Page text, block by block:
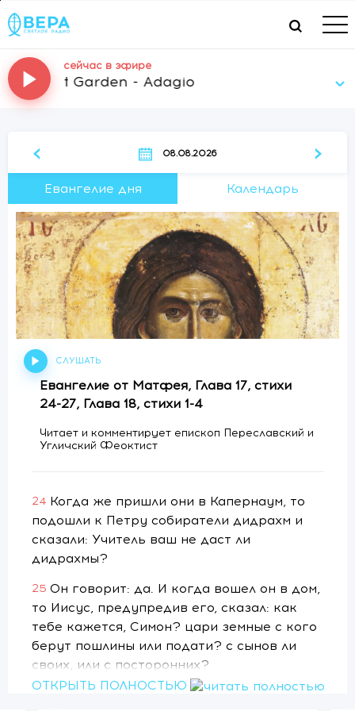
сейчас в эфире
Secret Garden - Adagio
08.08.2026 ›
‹
Евангелие дня Календарь
СЛУШАТЬ
Евангелие от Матфея, Глава 17, стихи
24-27, Глава 18, стихи 1-4
Читает и комментирует епископ Переславский и
Угличский Феоктист
24 Когда же пришли они в Капернаум, то
подошли к Петру собиратели дидрахм и
сказали: Учитель ваш не даст ли
дидрахмы?
25 Он говорит: да. И когда вошел он в дом,
то Иисус, предупредив его, сказал: как
тебе кажется, Симон? цари земные с кого
берут пошлины или подати? с сынов ли
своих, или с посторонних?
Петр говорит Ему: с посторонних. Иисус
ОТКРЫТЬ ПОЛНОСТЬЮ